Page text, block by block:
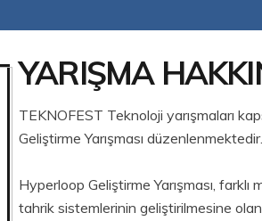
YARIŞMA
TEKNOFEST Teknoloji yarışmaları
Geliştirme Yarışması düzenlenmektedir.
Hyperloop Geliştirme Yarışması, farklı
tahrik sistemlerinin geliştirilmesine